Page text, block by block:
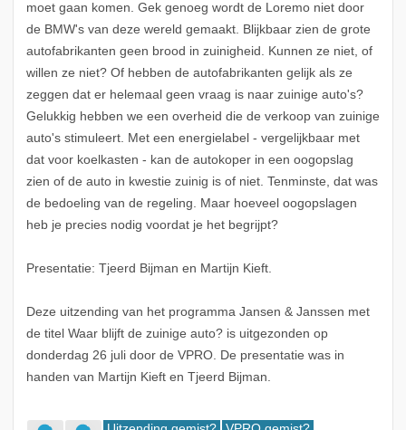
moet gaan komen. Gek genoeg wordt de Loremo niet door
de BMW's van deze wereld gemaakt. Blijkbaar zien de grote
autofabrikanten geen brood in zuinigheid. Kunnen ze niet, of
willen ze niet? Of hebben de autofabrikanten gelijk als ze
zeggen dat er helemaal geen vraag is naar zuinige auto's?
Gelukkig hebben we een overheid die de verkoop van zuinige
auto's stimuleert. Met een energielabel - vergelijkbaar met
dat voor koelkasten - kan de autokoper in een oogopslag
zien of de auto in kwestie zuinig is of niet. Tenminste, dat was
de bedoeling van de regeling. Maar hoeveel oogopslagen
heb je precies nodig voordat je het begrijpt?
Presentatie: Tjeerd Bijman en Martijn Kieft.
Deze uitzending van het programma Jansen & Janssen met
de titel Waar blijft de zuinige auto? is uitgezonden op
donderdag 26 juli door de VPRO. De presentatie was in
handen van Martijn Kieft en Tjeerd Bijman.